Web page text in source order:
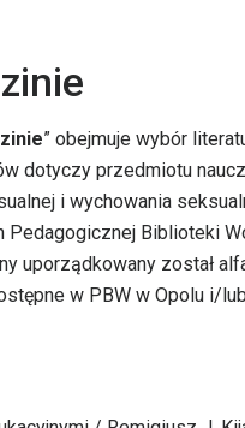
” obejmuje wybór
dotyczy przedmiotu
i wychowania
Biblioteki
uporządkowany został
w PBW w Opolu i/